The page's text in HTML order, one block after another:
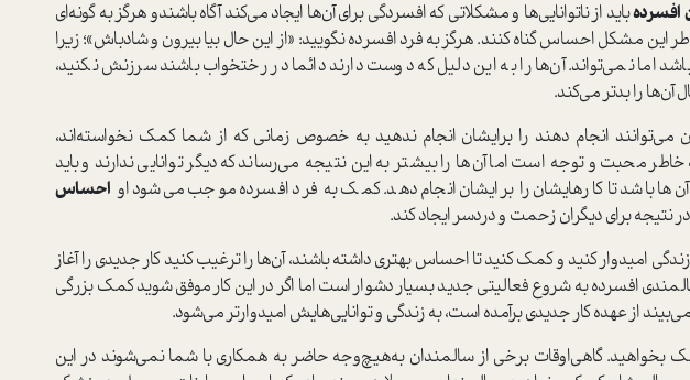
افسردهباید از ناتوانایی‌ها و مشکلاتی که افسردگی برای آن‌ها ایجاد می‌کند آگاه باشندو هرگز به گونه‌ای
این مشکل احساس گناه کنند. هرگز به فرد افسرده نگویید: «از این حال بیا بیرون و شادباش»؛ زیرا
اما نمی‌تواند. آن‌ها را به این دلیل که دوست دارند دائما در رختخواب باشند سرزنش نکنید،
را بدتر می‌کند.
می‌توانند انجام دهند را برایشان انجام ندهید به خصوص زمانی که از شما کمک نخواسته‌اند،
محبت و توجه است اما آن‌ها را بیشتر به این نتیجه می‌رساند که دیگر توانایی ندارند و باید
باشد تا کارهایشان را برایشان انجام دهد. کمک به فرد افسرده موجب می‌شود او احساس
نتیجه برای دیگران زحمت و دردسر ایجاد کند.
امیدوار کنید و کمک کنید تا احساس بهتری داشته باشند، آن‌ها را ترغیب کنید کار جدیدی را آغاز
افسرده به شروع فعالیتی جدید بسیار دشوار است اما اگر در این کار موفق شوید کمک بزرگی
می‌بیند از عهده کار جدیدی برآمده است، به زندگی و توانایی‌هایش امیدوارتر می‌شود.
گاهی‌اوقات برخی از سالمندان به‌هیچ‌وجه حاضر به همکاری با شما نمی‌شوند در این